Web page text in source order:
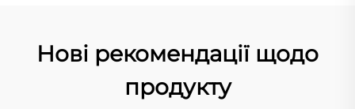
Нові рекомендації щодо
продукту